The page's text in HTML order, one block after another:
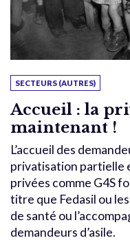
SECTEURS (AUTRES)
Accueil : la
maintenant !
L’accueil des
privatisation partielle
privées comme G4S
titre que Fedasil ou
de santé ou
demandeurs d’asile.